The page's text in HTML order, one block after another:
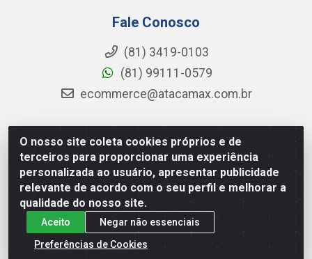
O nosso site coleta cookies próprios e de
terceiros para proporcionar uma experiência
personalizada ao usuário, apresentar publicidade
relevante de acordo com o seu perfil e melhorar a
qualidade do nosso site.
Aceito
Negar não essenciais
Preferências de Cookies
Fale Conosco
(81) 3419-0103
(81) 99111-0579
ecommerce@atacamax.com.br
Atacamax Importadora de Alimentos LTDA - RODOVIA BR-
101 - SUL, KM 79,60 GP E GALPAO:D - Muribeca, Jaboatão dos
Guararapes - PE, 54355-010 - CNPJ 08.305.623/0001-84